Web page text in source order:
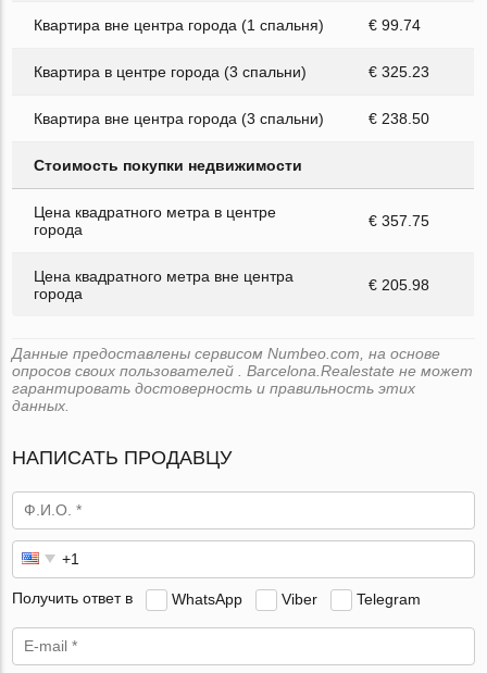
Квартира вне центра города (1 спальня) € 99.74
Квартира в центре города (3 спальни) € 325.23
Квартира вне центра города (3 спальни) € 238.50
Стоимость покупки недвижимости
Цена квадратного метра в центре
города
€ 357.75
Цена квадратного метра вне центра
города
€ 205.98
Данные предоставлены сервисом Numbeo.com, на основе
опросов своих пользователей . Barcelona.Realestate не может
гарантировать достоверность и правильность этих
данных.
НАПИСАТЬ ПРОДАВЦУ
Получить ответ в WhatsApp Viber Telegram